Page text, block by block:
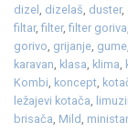
dizel , dizelaš, duster,
filtar,filter,filter goriva
gorivo, grijanje, gume,
karavan, klasa, klima,
Kombi, koncept,
ležajevi kotača,
brisača, Mild,